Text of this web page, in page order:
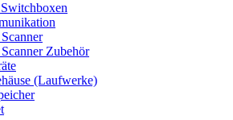
Zubehör
(Laufwerke)